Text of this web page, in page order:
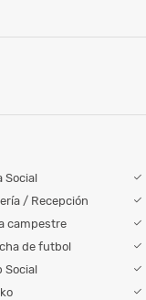
Social
/ Recepción
campestre
de futbol
Social